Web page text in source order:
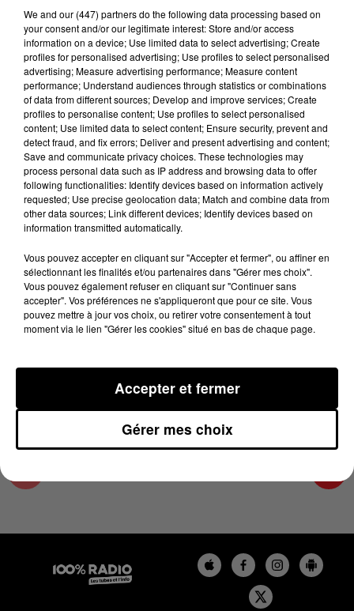
Lecture (2 min 22 sec)
100%
100% Radio les infos du Tarn et Garonne
27 juin 2024 - 2 min 22 sec
LES INFOS DU TARN ET GARONNE DU
27/06/2024 À 10H00
Podcasts infos du Tarn et Garonne
We and our (447) partnersdo the following data processing based on
your consent and/or our legitimate interest: Store and/or access
information on a device; Use limited data to select advertising; Create
profiles for personalised advertising; Use profiles to select personalised
advertising; Measure advertising performance; Measure content
performance; Understand audiences through statistics or combinations
of data from different sources; Develop and improve services; Create
profiles to personalise content; Use profiles to select personalised
content; Use limited data to select content; Ensure security, prevent and
detect fraud, and fix errors; Deliver and present advertising and content;
Save and communicate privacy choices. These technologies may
process personal data such as IP address and browsing data to offer
following functionalities: Identify devices based on information actively
requested; Use precise geolocation data; Match and combine data from
other data sources; Link different devices; Identify devices based on
information transmitted automatically.
Vous pouvez accepter en cliquant sur "Accepter et fermer", ou affiner en
sélectionnant les finalités et/ou partenaires dans "Gérer mes choix".
Vous pouvez également refuser en cliquant sur "Continuer sans
accepter". Vos préférences ne s'appliqueront que pour ce site. Vous
pouvez mettre à jour vos choix, ou retirer votre consentement à tout
moment via le lien "Gérer les cookies" situé en bas de chaque page.
Gérer mes choix
Accepter et fermer